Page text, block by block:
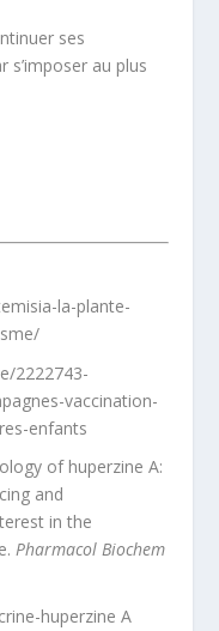
ses
s’imposer au plus
la-plante-
2222743-
vaccination-
enfants
of huperzine A:
and
in the
Pharmacol Biochem
huperzine A